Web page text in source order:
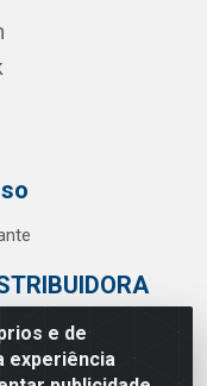
e de
experiência